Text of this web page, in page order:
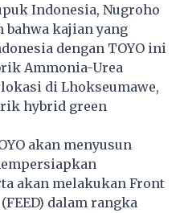
Indonesia, Nugroho
kajian yang
dengan TOYO ini
Ammonia-Urea
di Lhokseumawe,
hybrid green
akan menyusun
akan melakukan Front
dalam rangka